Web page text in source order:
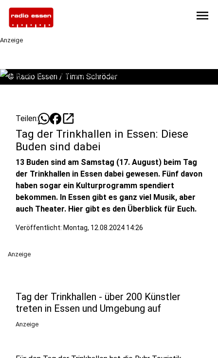
menu
Anzeige
© Radio Essen / Timm Schröder
Teilen: open_in_new
Tag der Trinkhallen in Essen: Diese
Buden sind dabei
13 Buden sind am Samstag (17. August) beim Tag
der Trinkhallen in Essen dabei gewesen. Fünf davon
haben sogar ein Kulturprogramm spendiert
bekommen. In Essen gibt es ganz viel Musik, aber
auch Theater. Hier gibt es den Überblick für Euch.
Veröffentlicht: Montag, 12.08.2024 14:26
Anzeige
Tag der Trinkhallen - über 200 Künstler
treten in Essen und Umgebung auf
Anzeige